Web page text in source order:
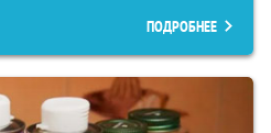
ПОДРОБНЕЕ